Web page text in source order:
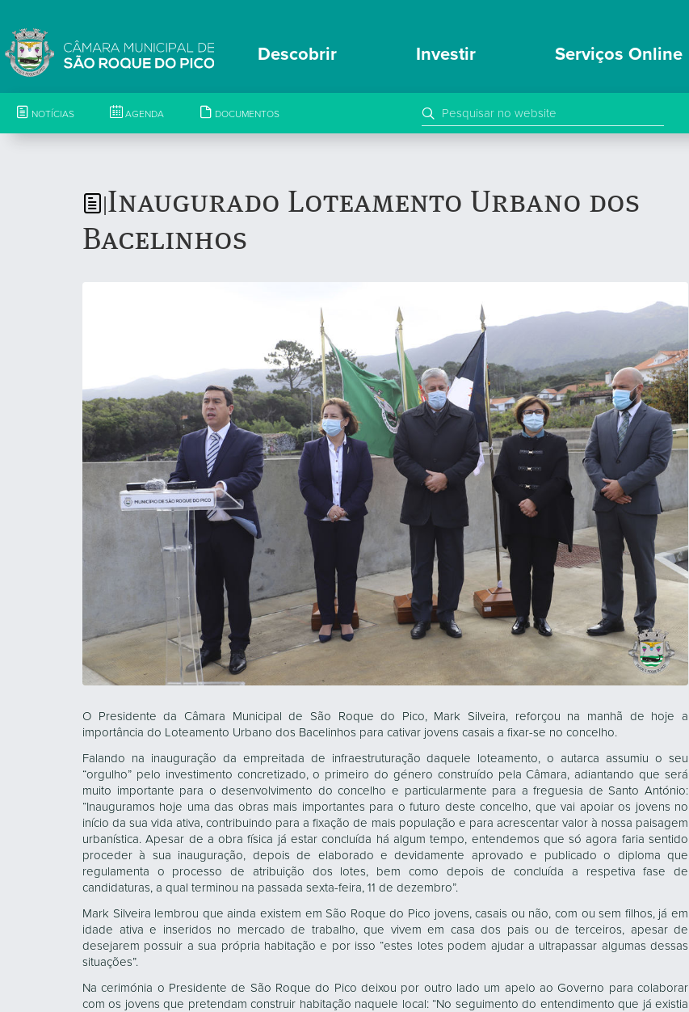
Descobrir Investir Serviços Online
NOTÍCIAS AGENDA DOCUMENTOS
Inaugurado Loteamento Urbano dos
Bacelinhos
O Presidente da Câmara Municipal de São Roque do Pico, Mark Silveira, reforçou na manhã de hoje a
importância do Loteamento Urbano dos Bacelinhos para cativar jovens casais a fixar-se no concelho.
Falando na inauguração da empreitada de infraestruturação daquele loteamento, o autarca assumiu o seu
“orgulho” pelo investimento concretizado, o primeiro do género construído pela Câmara, adiantando que será
muito importante para o desenvolvimento do concelho e particularmente para a freguesia de Santo António:
“Inauguramos hoje uma das obras mais importantes para o futuro deste concelho, que vai apoiar os jovens no
início da sua vida ativa, contribuindo para a fixação de mais população e para acrescentar valor à nossa paisagem
urbanística. Apesar de a obra física já estar concluída há algum tempo, entendemos que só agora faria sentido
proceder à sua inauguração, depois de elaborado e devidamente aprovado e publicado o diploma que
regulamenta o processo de atribuição dos lotes, bem como depois de concluída a respetiva fase de
candidaturas, a qual terminou na passada sexta-feira, 11 de dezembro”.
Mark Silveira lembrou que ainda existem em São Roque do Pico jovens, casais ou não, com ou sem filhos, já em
idade ativa e inseridos no mercado de trabalho, que vivem em casa dos pais ou de terceiros, apesar de
desejarem possuir a sua própria habitação e por isso “estes lotes podem ajudar a ultrapassar algumas dessas
situações”.
Na cerimónia o Presidente de São Roque do Pico deixou por outro lado um apelo ao Governo para colaborar
com os jovens que pretendam construir habitação naquele local: “No seguimento do entendimento que já existia